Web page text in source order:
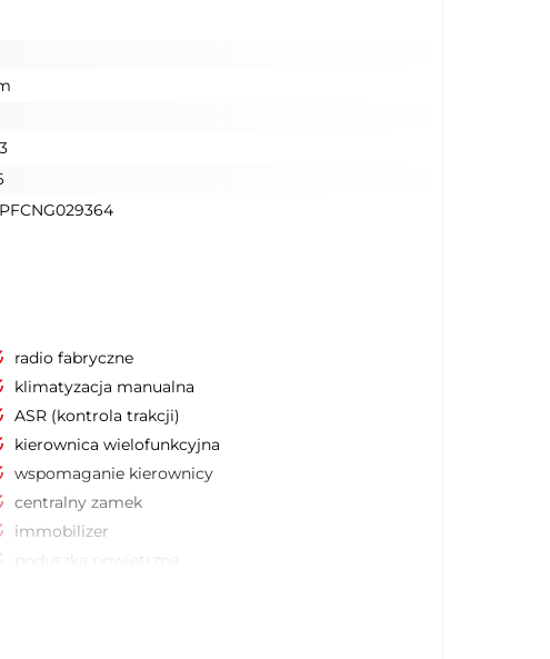
radio fabryczne
klimatyzacja manualna
ASR (kontrola trakcji)
kierownica wielofunkcyjna
wspomaganie kierownicy
centralny zamek
immobilizer
poduszka powietrzna